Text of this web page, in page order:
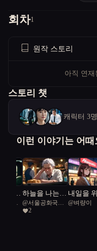
회차1
원작 스토리
아직 연재
스토리 챗
캐릭터 3
이런 이야기는 어때
려준
국일
하늘을 나는
붕어빵
@서울공화국일
급시민
2
내일을
따뜻한 손
@벼량이